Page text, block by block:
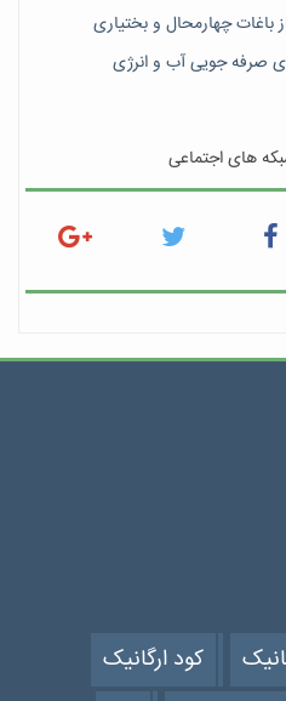
صرفه جویی آب و انرژی
های اجتماعی
کود ارگانیک